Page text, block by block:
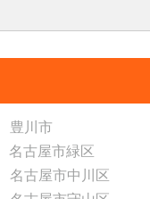
豊川市
名古屋市緑区
名古屋市中川区